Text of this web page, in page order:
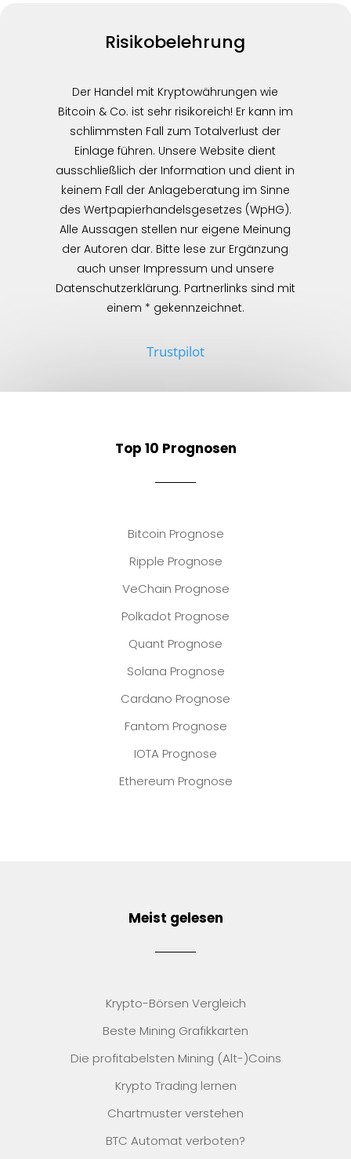
Risikobelehrung
Der Handel mit Kryptowährungen wie
Bitcoin & Co. ist sehr risikoreich! Er kann im
schlimmsten Fall zum Totalverlust der
Einlage führen. Unsere Website dient
ausschließlich der Information und dient in
keinem Fall der Anlageberatung im Sinne
des Wertpapierhandelsgesetzes (WpHG).
Alle Aussagen stellen nur eigene Meinung
der Autoren dar. Bitte lese zur Ergänzung
auch unser Impressum und unsere
Datenschutzerklärung. Partnerlinks sind mit
einem * gekennzeichnet.
Trustpilot
Top 10 Prognosen
Bitcoin Prognose
Ripple Prognose
VeChain Prognose
Polkadot Prognose
Quant Prognose
Solana Prognose
Cardano Prognose
Fantom Prognose
IOTA Prognose
Ethereum Prognose
Meist gelesen
Krypto-Börsen Vergleich
Beste Mining Grafikkarten
Die profitabelsten Mining (Alt-)Coins
Krypto Trading lernen
Chartmuster verstehen
BTC Automat verboten?